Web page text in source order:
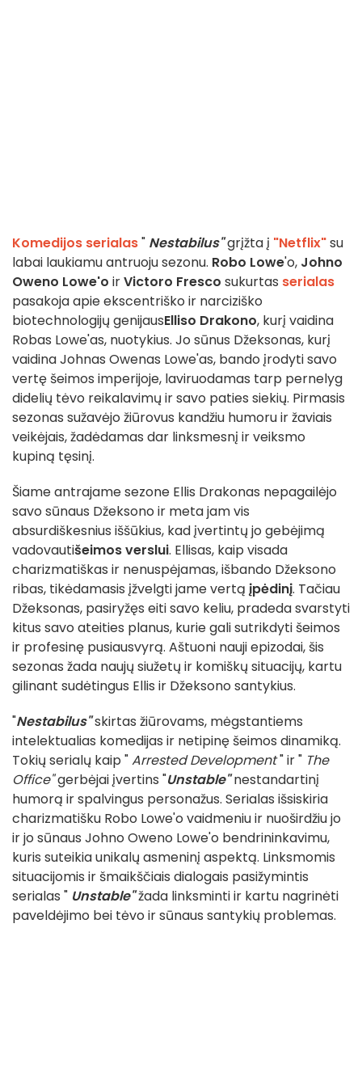
Komedijos serialas" Nestabilus"grįžta į "Netflix"su
labai laukiamu antruoju sezonu. Robo Lowe'o, Johno
Oweno Lowe'o irVictoro Fresco sukurtas serialas
pasakoja apie ekscentriško ir narciziško
biotechnologijų genijausElliso Drakono, kurį vaidina
Robas Lowe'as, nuotykius. Jo sūnus Džeksonas, kurį
vaidina Johnas Owenas Lowe'as, bando įrodyti savo
vertę šeimos imperijoje, laviruodamas tarp pernelyg
didelių tėvo reikalavimų ir savo paties siekių. Pirmasis
sezonas sužavėjo žiūrovus kandžiu humoru ir žaviais
veikėjais, žadėdamas dar linksmesnį ir veiksmo
kupiną tęsinį.
Šiame antrajame sezone Ellis Drakonas nepagailėjo
savo sūnaus Džeksono ir meta jam vis
absurdiškesnius iššūkius, kad įvertintų jo gebėjimą
vadovautišeimos verslui. Ellisas, kaip visada
charizmatiškas ir nenuspėjamas, išbando Džeksono
ribas, tikėdamasis įžvelgti jame vertą įpėdinį. Tačiau
Džeksonas, pasiryžęs eiti savo keliu, pradeda svarstyti
kitus savo ateities planus, kurie gali sutrikdyti šeimos
ir profesinę pusiausvyrą. Aštuoni nauji epizodai, šis
sezonas žada naujų siužetų ir komiškų situacijų, kartu
gilinant sudėtingus Ellis ir Džeksono santykius.
"Nestabilus"skirtas žiūrovams, mėgstantiems
intelektualias komedijas ir netipinę šeimos dinamiką.
Tokių serialų kaip "Arrested Development" ir " The
Office"gerbėjai įvertins "Unstable"nestandartinį
humorą ir spalvingus personažus. Serialas išsiskiria
charizmatišku Robo Lowe'o vaidmeniu ir nuoširdžiu jo
ir jo sūnaus Johno Oweno Lowe'o bendrininkavimu,
kuris suteikia unikalų asmeninį aspektą. Linksmomis
situacijomis ir šmaikščiais dialogais pasižymintis
serialas " Unstable"žada linksminti ir kartu nagrinėti
paveldėjimo bei tėvo ir sūnaus santykių problemas.